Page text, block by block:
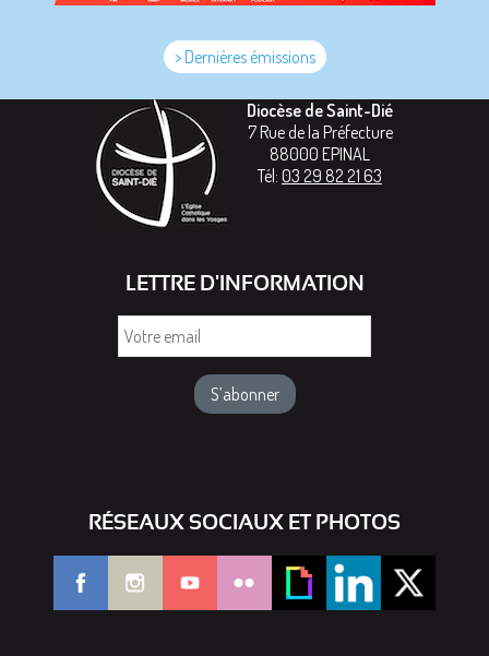
> Dernières émissions
Diocèse de Saint-Dié
7 Rue de la Préfecture
88000 EPINAL
Tél: 03 29 82 21 63
LETTRE D'INFORMATION
RÉSEAUX SOCIAUX ET PHOTOS